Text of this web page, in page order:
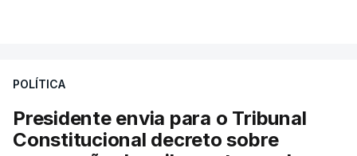
sistema mais simples, mais justo e transparente".
"Sempre que seja possível reduzir burocracias,
POLÍTICA
Presidente envia para o Tribunal
Constitucional decreto sobre